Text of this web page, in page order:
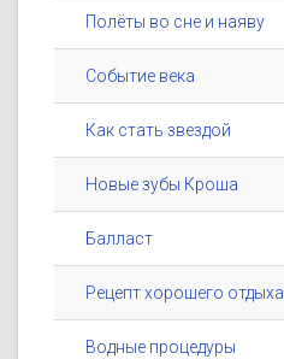
Полёты во сне и наяву
Событие века
Как стать звездой
Новые зубы Кроша
Балласт
Рецепт хорошего отдыха
Водные процедуры